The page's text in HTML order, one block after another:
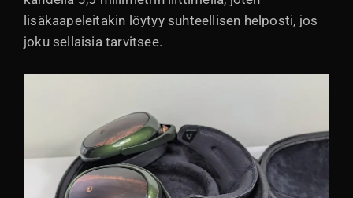
lisäkaapeleitakin löytyy suhteellisen helposti, jos
joku sellaisia tarvitsee.